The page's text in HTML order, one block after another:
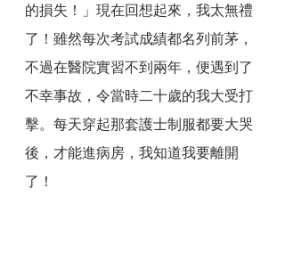
的損失！」現在回想起來，我太無禮
了！雖然每次考試成績都名列前茅，
不過在醫院實習不到兩年，便遇到了
不幸事故，令當時二十歲的我大受打
擊。每天穿起那套護士制服都要大哭
後，才能進病房，我知道我要離開
了！